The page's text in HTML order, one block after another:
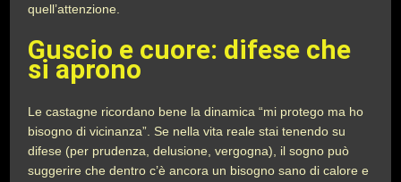
quell’attenzione.
Guscio e cuore: difese che
si aprono
Le castagne ricordano bene la dinamica “mi protego ma ho
bisogno di vicinanza”. Se nella vita reale stai tenendo su
difese (per prudenza, delusione, vergogna), il sogno può
suggerire che dentro c’è ancora un bisogno sano di calore e